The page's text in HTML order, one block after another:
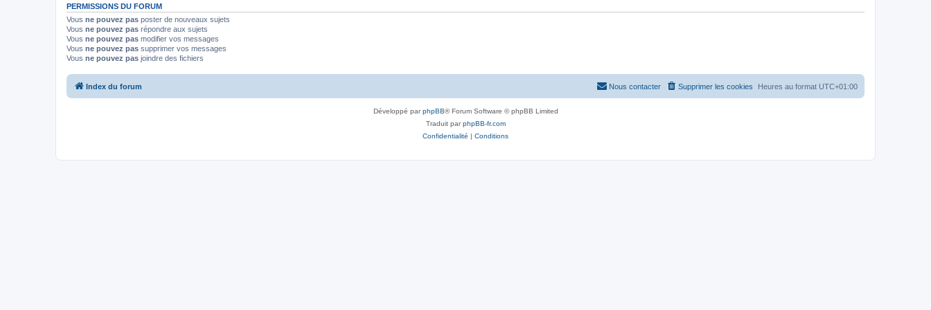
PERMISSIONS DU FORUM
Vous ne pouvez pas poster de nouveaux sujets
Vous ne pouvez pas répondre aux sujets
Vous ne pouvez pas modifier vos messages
Vous ne pouvez pas supprimer vos messages
Vous ne pouvez pas joindre des fichiers
Index du forum Heures au format UTC+01:00
Supprimer les cookies
Nous contacter
Développé parphpBB® Forum Software © phpBB Limited
Traduit parphpBB-fr.com
Confidentialité | Conditions